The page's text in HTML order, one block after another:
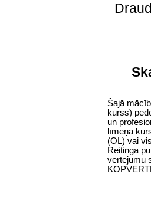
Šajā
kurss)
un
līmeņa
(OL) vai
Reitinga
vērtējumu